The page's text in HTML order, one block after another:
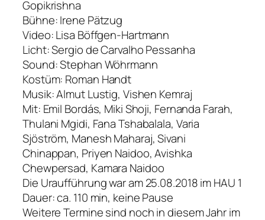
Gopikrishna
Bühne: Irene Pätzug
Video: Lisa Böffgen-Hartmann
Licht: Sergio de Carvalho Pessanha
Sound: Stephan Wöhrmann
Kostüm: Roman Handt
Musik: Almut Lustig, Vishen Kemraj
Mit: Emil Bordás, Miki Shoji, Fernanda Farah,
Thulani Mgidi, Fana Tshabalala, Varia
Sjöström, Manesh Maharaj, Sivani
Chinappan, Priyen Naidoo, Avishka
Chewpersad, Kamara Naidoo
Die Uraufführung war am 25.08.2018 im HAU 1
Dauer: ca. 110 min, keine Pause
Weitere Termine sind noch in diesem Jahr im